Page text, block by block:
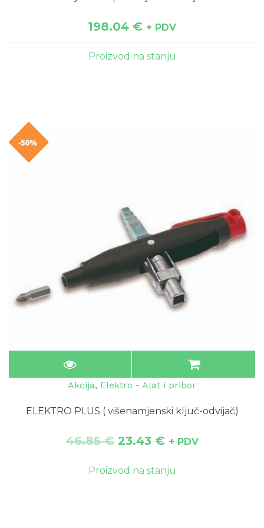
198.04 € + PDV
Proizvod na stanju
Akcija, Elektro - Alat i pribor
ELEKTRO PLUS ( višenamjenski ključ-odvijač)
46.85€ 23.43 € + PDV
Proizvod na stanju